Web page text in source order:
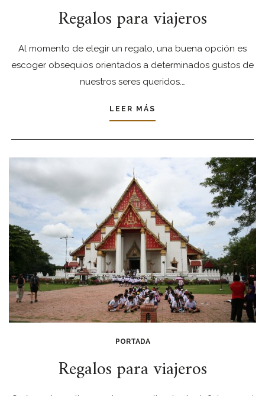
Regalos para viajeros
Al momento de elegir un regalo, una buena opción es
escoger obsequios orientados a determinados gustos de
nuestros seres queridos.…
LEER MÁS
PORTADA
Regalos para viajeros